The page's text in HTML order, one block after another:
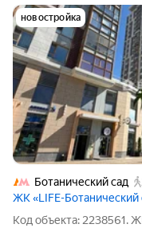
новостройка
Ботанический сад
ЖК «LIFE-Ботанический
Код объекта: 2238561.